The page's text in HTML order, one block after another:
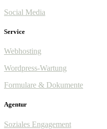
Social Media
Service
Webhosting
Wordpress-Wartung
Formulare & Dokumente
Agentur
Soziales Engagement